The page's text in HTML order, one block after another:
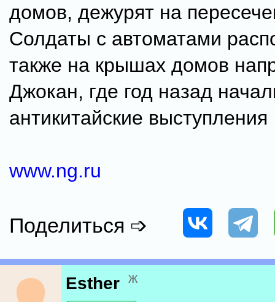
домов, дежурят на
Солдаты с автоматами
также на крышах домов
Джокан, где год назад
антикитайские выступления
www.ng.ru
Поделиться ➩
Esther ж